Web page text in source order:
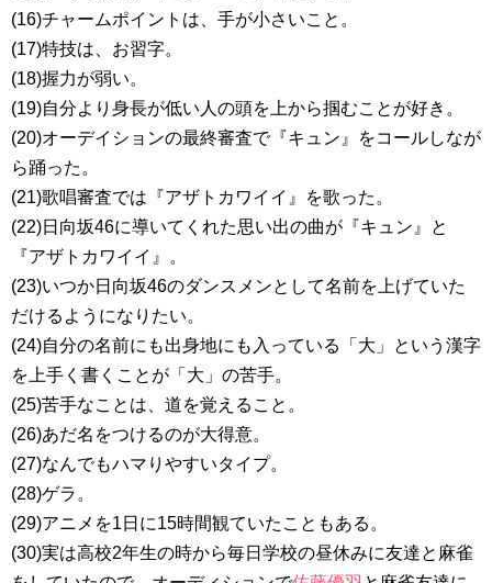
(16)チャームポイントは、手が小さいこと。
(17)特技は、お習字。
(18)握力が弱い。
(19)自分より身長が低い人の頭を上から掴むことが好き。
(20)オーデイションの最終審査で『キュン』をコールしなが
ら踊った。
(21)歌唱審査では『アザトカワイイ』を歌った。
(22)日向坂46に導いてくれた思い出の曲が『キュン』と
『アザトカワイイ』。
(23)いつか日向坂46のダンスメンとして名前を上げていた
だけるようになりたい。
(24)自分の名前にも出身地にも入っている「大」という漢字
を上手く書くことが「大」の苦手。
(25)苦手なことは、道を覚えること。
(26)あだ名をつけるのが大得意。
(27)なんでもハマりやすいタイプ。
(28)ゲラ。
(29)アニメを1日に15時間観ていたこともある。
(30)実は高校2年生の時から毎日学校の昼休みに友達と麻雀